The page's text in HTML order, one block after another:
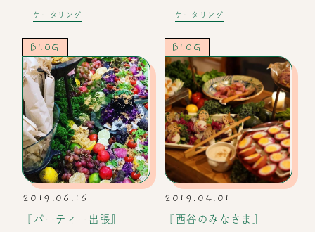
ケータリング ケータリング
BLOG
2019.06.16
『パーティー出張』
BLOG
2019.04.01
『西谷のみなさま』